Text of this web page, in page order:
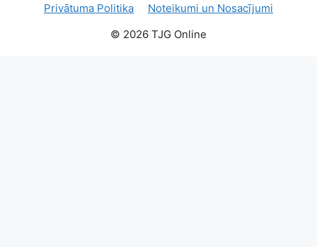
Privātuma Politika
Noteikumi un Nosacījumi
© 2026 TJG Online